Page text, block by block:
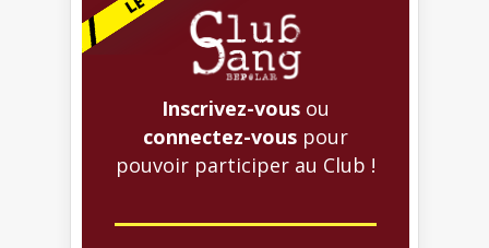
Inscrivez-vous ou
connectez-vous pour
pouvoir participer au Club !